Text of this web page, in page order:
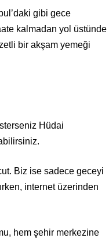
gibi gece
kalmadan yol üstünde
bir akşam yemeği
Hüdai
Biz ise sadece geceyi
internet üzerinden
hem şehir merkezine